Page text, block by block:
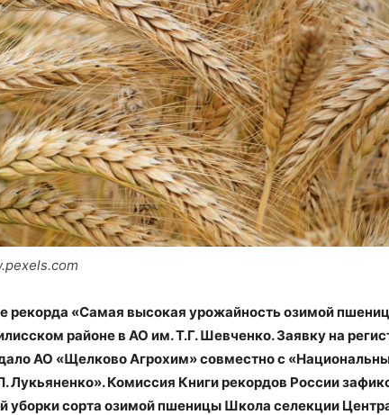
рекорда «Самая высокая урожайность озимой
районе в АО им. Т.Г. Шевченко. Заявку на
АО «Щелково Агрохим» совместно с
Лукьяненко». Комиссия Книги рекордов России
уборки сорта озимой пшеницы Школа селекции